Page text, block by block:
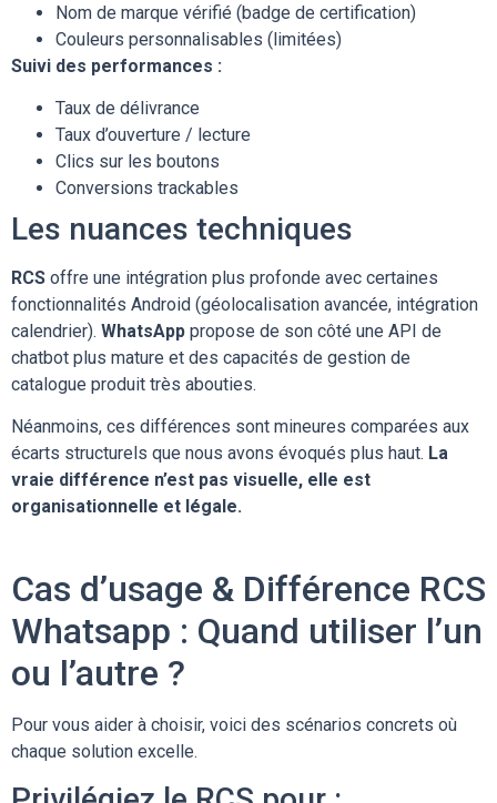
Nom de marque vérifié (badge de certification)
Couleurs personnalisables (limitées)
Suivi des performances :
Taux de délivrance
Taux d’ouverture / lecture
Clics sur les boutons
Conversions trackables
Les nuances techniques
RCS offre une intégration plus profonde avec certaines
fonctionnalités Android (géolocalisation avancée, intégration
calendrier). WhatsApp propose de son côté une API de
chatbot plus mature et des capacités de gestion de
catalogue produit très abouties.
Néanmoins, ces différences sont mineures comparées aux
écarts structurels que nous avons évoqués plus haut. La
vraie différence n’est pas visuelle, elle est
organisationnelle et légale.
Cas d’usage & Différence RCS
Whatsapp : Quand utiliser l’un
ou l’autre ?
Pour vous aider à choisir, voici des scénarios concrets où
chaque solution excelle.